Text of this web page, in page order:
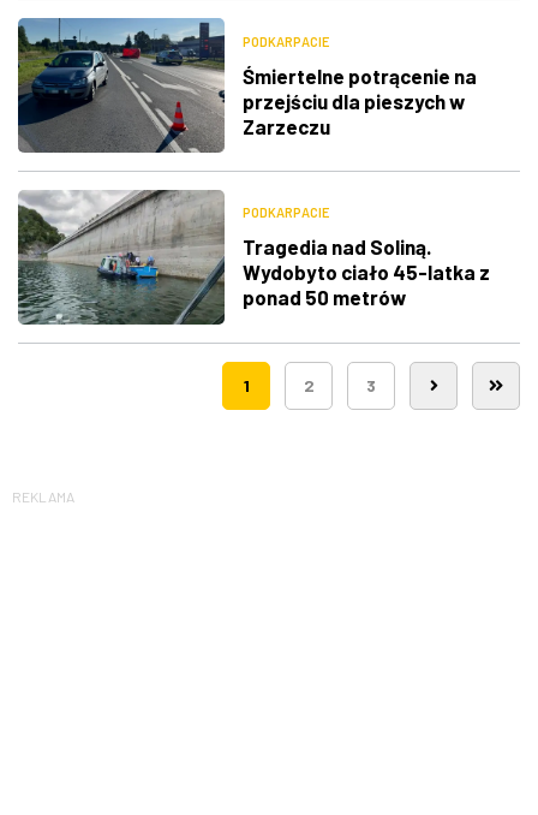
PODKARPACIE
Śmiertelne potrącenie na
przejściu dla pieszych w
Zarzeczu
PODKARPACIE
Tragedia nad Soliną.
Wydobyto ciało 45-latka z
ponad 50 metrów
1 2 3
REKLAMA